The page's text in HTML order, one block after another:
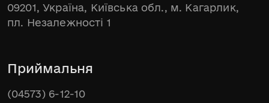
09201, Україна, Київська обл., м. Кагарлик,
пл. Незалежності 1
Приймальня
(04573) 6-12-10